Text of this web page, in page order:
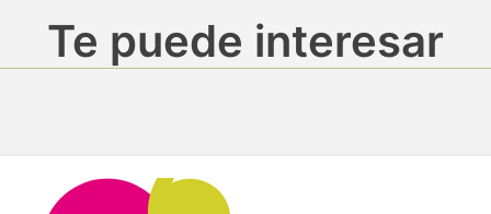
Te puede interesar